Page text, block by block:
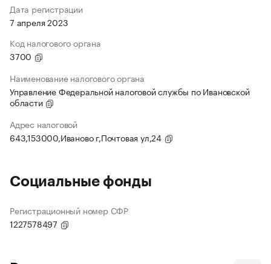
Дата регистрации
7 апреля 2023
Код налогового органа
3700
Наименование налогового органа
Управление Федеральной налоговой службы по Ивановской
области
Адрес налоговой
643,153000,Иваново г,Почтовая ул,24
Социальные фонды
Регистрационный номер СФР
1227578497